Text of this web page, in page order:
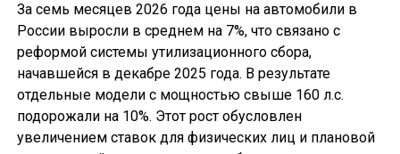
За семь месяцев 2026 года цены на автомобили в
России выросли в среднем на 7%, что связано с
реформой системы утилизационного сбора,
начавшейся в декабре 2025 года. В результате
отдельные модели с мощностью свыше 160 л.с.
подорожали на 10%. Этот рост обусловлен
увеличением ставок для физических лиц и плановой